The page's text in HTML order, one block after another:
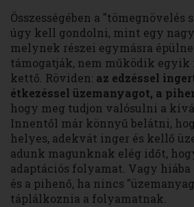
Összességében a "tömegnövelés
úgy kell gondolni, mint egy nagy
melynek részei egymásra
támogatják, nem működik
kettő. Röviden: az edzéssel
étkezéssel üzemanyagot, a
hogy meg tudjon valósulni a
Innentől már könnyű belátni,
helyes, adekvát inger és kellő
adunk magunknak elég időt,
adaptációs folyamat. Vagy
és a pihenő, ha nincs
táplálkoznia a folyamatnak.